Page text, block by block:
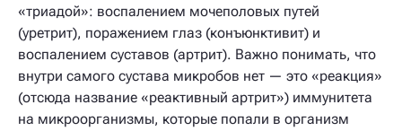
«триадой»: воспалением мочеполовых путей
(уретрит), поражением глаз (конъюнктивит) и
воспалением суставов (артрит). Важно понимать, что
внутри самого сустава микробов нет — это «реакция»
(отсюда название «реактивный артрит») иммунитета
на микроорганизмы, которые попали в организм